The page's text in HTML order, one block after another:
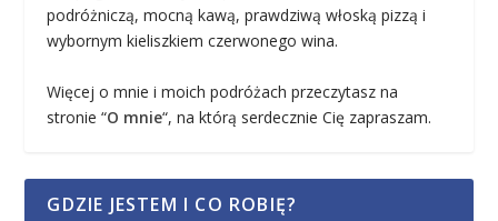
podróżniczą, mocną kawą, prawdziwą włoską pizzą i
wybornym kieliszkiem czerwonego wina.
Więcej o mnie i moich podróżach przeczytasz na
stronie “O mnie“, na którą serdecznie Cię zapraszam.
GDZIE JESTEM I CO ROBIĘ?